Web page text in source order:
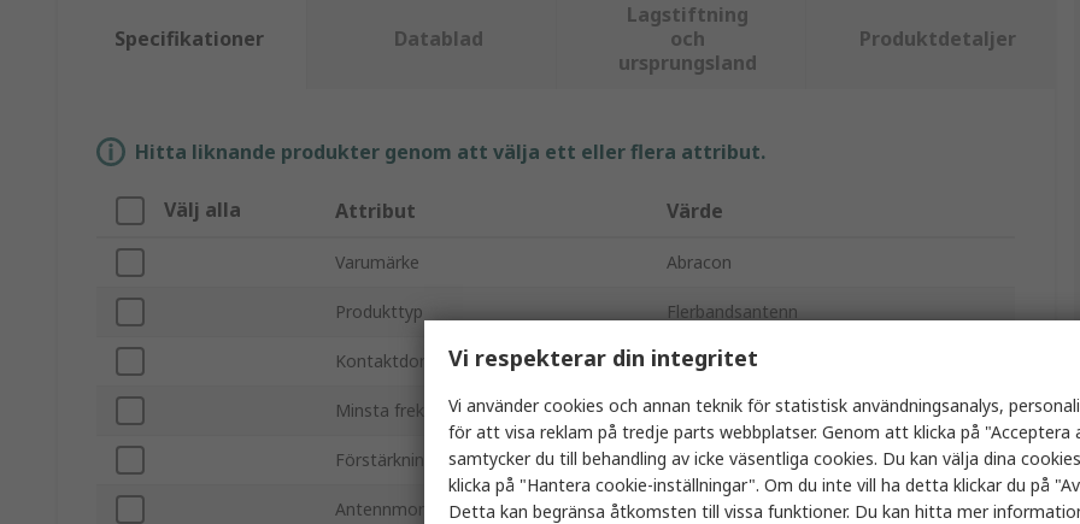
Specifikationer Datablad
Lagstiftning
och
ursprungsland
Produktdetaljer
Hitta liknande produkter genom att välja ett eller flera attribut.
Välj alla Attribut Värde
Varumärke Abracon
Produkttyp Flerbandsantenn
Kontaktdonstyp SMA hane
Minsta frekvens 698MHz
Förstärkning 2dBi
Antennmonteringstyp Skruv
Vi respekterar din integritet
Vi använder cookies och annan teknik för statistisk användningsanalys,
för att visa reklam på tredje parts webbplatser. Genom att klicka på "Acceptera
samtycker du till behandling av icke väsentliga cookies. Du kan välja dina
klicka på "Hantera cookie-inställningar". Om du inte vill ha detta klickar du på
Detta kan begränsa åtkomsten till vissa funktioner. Du kan hitta mer